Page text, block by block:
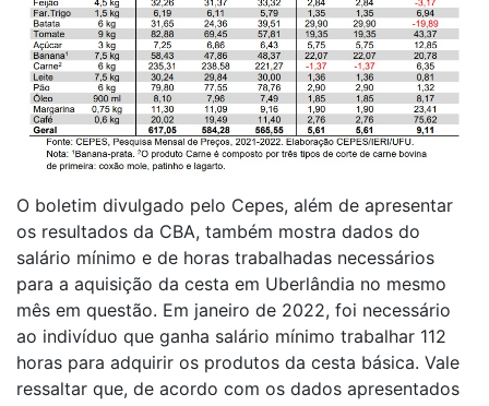
O boletim divulgado pelo Cepes, além de apresentar
os resultados da CBA, também mostra dados do
salário mínimo e de horas trabalhadas necessários
para a aquisição da cesta em Uberlândia no mesmo
mês em questão. Em janeiro de 2022, foi necessário
ao indivíduo que ganha salário mínimo trabalhar 112
horas para adquirir os produtos da cesta básica. Vale
ressaltar que, de acordo com os dados apresentados